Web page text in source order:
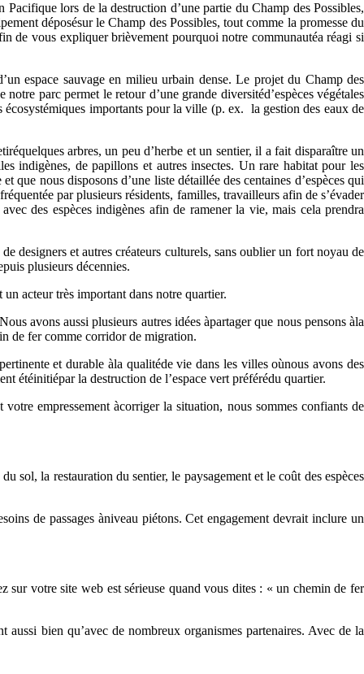
lors de la destruction d’une partie du Champ des Possibles,
déposésur le Champ des Possibles, tout comme la promesse du
de vous expliquer brièvement pourquoi notre communautéa réagi si
espace sauvage en milieu urbain dense. Le projet du Champ des
parc permet le retour d’une grande diversitéd’espèces végétales
importants pour la ville (p. ex. la gestion des eaux de
arbres, un peu d’herbe et un sentier, il a fait disparaître un
indigènes, de papillons et autres insectes. Un rare habitat pour les
nous disposons d’une liste détaillée des centaines d’espèces qui
par plusieurs résidents, familles, travailleurs afin de s’évader
des espèces indigènes afin de ramener la vie, mais cela prendra
designers et autres créateurs culturels, sans oublier un fort noyau de
plusieurs décennies.
acteur très important dans notre quartier.
avons aussi plusieurs autres idées àpartager que nous pensons àla
de fer comme corridor de migration.
et durable àla qualitéde vie dans les villes oùnous avons des
étéinitiépar la destruction de l’espace vert préférédu quartier.
empressement àcorriger la situation, nous sommes confiants de
la restauration du sentier, le paysagement et le coût des espèces
de passages àniveau piétons. Cet engagement devrait inclure un
sur votre site web est sérieuse quand vous dites : « un chemin de fer
bien qu’avec de nombreux organismes partenaires. Avec de la